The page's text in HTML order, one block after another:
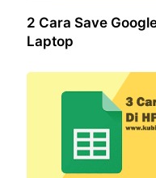
2 Cara Save
Laptop